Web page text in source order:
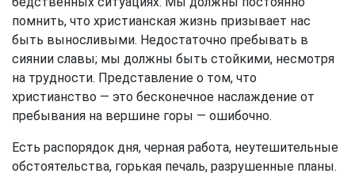
помнить, что христианская жизнь призывает нас
быть выносливыми. Недостаточно пребывать в
сиянии славы; мы должны быть стойкими, несмотря
на трудности. Представление о том, что
христианство — это бесконечное наслаждение от
пребывания на вершине горы — ошибочно.
Есть распорядок дня, черная работа, неутешительные
обстоятельства, горькая печаль, разрушенные планы.